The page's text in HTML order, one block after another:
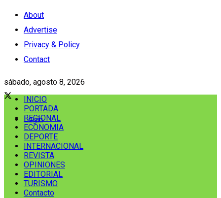
About
Advertise
Privacy & Policy
Contact
sábado, agosto 8, 2026
Login
INICIO
PORTADA
REGIONAL
ECONOMIA
DEPORTE
INTERNACIONAL
REVISTA
OPINIONES
EDITORIAL
TURISMO
Contacto